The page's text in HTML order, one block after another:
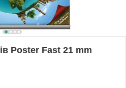
Poster Fast 21 mm